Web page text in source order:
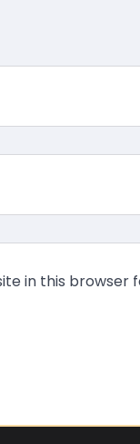
in this